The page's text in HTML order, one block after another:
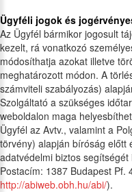
Ügyféli jogok és
Az Ügyfél bármikor jogosult
kezelt, rá vonatkozó
módosíthatja azokat illetve
meghatározott módon. A
számviteli szabályozás)
Szolgáltató a szükséges
weboldalon maga
Ügyfél az Avtv., valamint a
törvény) alapján bíróság előtt
adatvédelmi biztos
Postacím: 1387 Budapest Pf.
http://abiweb.obh.hu/abi/).